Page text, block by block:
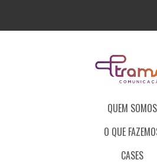
QUEM SOMOS
O QUE
CASES